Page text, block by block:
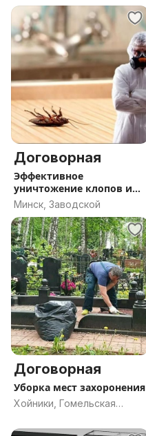
область
Договорная
Эффективное
уничтожение клопов и
тараканов в Минске
Дезинсекция тараканов
клопов
Минск, Заводской
Договорная
Уборка мест захоронения
Хойники, Гомельская